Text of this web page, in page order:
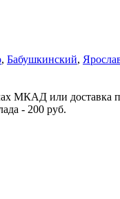
, Бабушкинский,
МКАД или доставка
- 200 руб.